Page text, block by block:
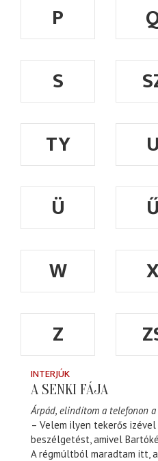
P
S
TY
U
Ü
Ű
W
Z
INTERJÚK
A SENKI FÁJA
Árpád, elindítom a telefonon
– Velem ilyen tekerős
beszélgetést, amivel
A régmúltból maradtam itt,